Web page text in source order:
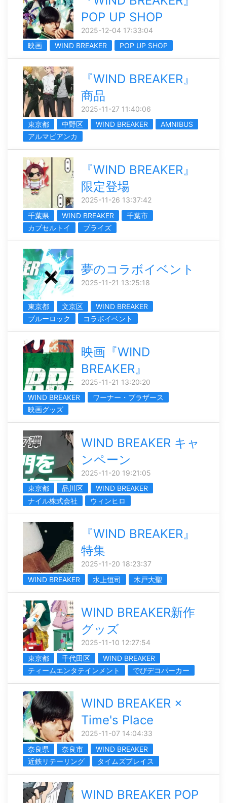
POP UP SHOP
2025-12-04 17:33:04
映画
WIND BREAKER POP UP SHOP
『WIND BREAKER』
商品
2025-11-27 11:40:06
東京都
中野区 WIND BREAKER
AMNIBUS
アルマビアンカ
『WIND BREAKER』
限定登場
2025-11-26 13:37:42
千葉県
WIND BREAKER
千葉市
カプセルトイ
プライズ
夢のコラボイベント
2025-11-21 13:25:18
東京都 文京区
WIND BREAKER
ブルーロック
コラボイベント
映画『WIND
BREAKER』
2025-11-21 13:20:20
WIND BREAKER
ワーナー・ブラザース
映画グッズ
WIND BREAKER キャ
ンペーン
2025-11-20 19:21:05
東京都
品川区
WIND BREAKER
ナイル株式会社
ウィンヒロ
『WIND BREAKER』
特集
2025-11-20 18:23:37
WIND BREAKER
水上恒司 木戸大聖
WIND BREAKER新作
グッズ
2025-11-10 12:27:54
東京都
千代田区
WIND BREAKER
ティームエンタテインメント
でびデコパーカー
WIND BREAKER ×
Time's Place
2025-11-07 14:04:33
奈良県
奈良市
WIND BREAKER
近鉄リテーリング
タイムズプレイス
WIND BREAKER POP